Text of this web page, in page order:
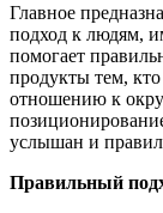
Главное
подход к людям,
помогает
продукты тем,
отношению к
услышан и
Правильный